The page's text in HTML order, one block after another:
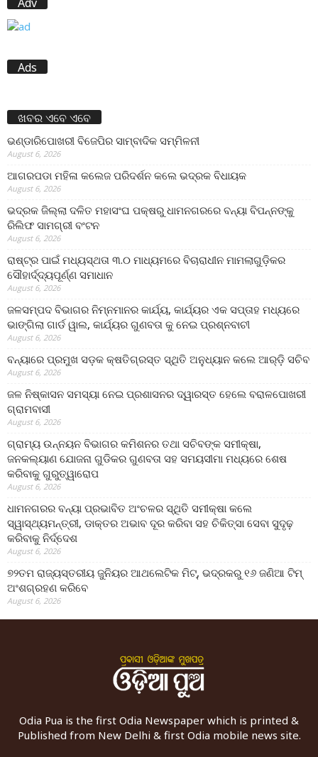
Ads
ଖବର ଏବେ ଏବେ
ଭଣ୍ଡାରିପୋଖରୀ ବିଜେପିର ସାମ୍ବାଦିକ ସମ୍ମିଳନୀ
August 6, 2026
ଆଗରପଡା ମହିଳା କଲେଜ ପରିଦର୍ଶନ କଲେ ଭଦ୍ରକ ବିଧାୟକ
August 6, 2026
ଭଦ୍ରକ ଜିଲ୍ଲା ଦଳିତ ମହାସଂଘ ପକ୍ଷରୁ ଧାମନଗରରେ ବନ୍ୟା ବିପନ୍ନଙ୍କୁ
ରିଲିଫ ସାମଗ୍ରୀ ବଂଟନ
August 6, 2026
ରାଷ୍ଟ୍ର ପାଇଁ ମଧ୍ୟସ୍ଥତା ୩.୦ ମାଧ୍ୟମରେ ବିଚାରାଧୀନ ମାମଲାଗୁଡ଼ିକର
ସୌହାର୍ଦ୍ଦ୍ୟପୂର୍ଣ୍ଣ ସମାଧାନ
August 6, 2026
ଜଳସମ୍ପଦ ବିଭାଗର ନିମ୍ନମାନର କାର୍ଯ୍ୟ, କାର୍ଯ୍ୟର ଏକ ସପ୍ତାହ ମଧ୍ୟରେ
ଭାଙ୍ଗିଲା ଗାର୍ଡ ୱାଲ, କାର୍ଯ୍ୟର ଗୁଣବତା କୁ ନେଇ ପ୍ରଶ୍ନବାଚୀ
August 6, 2026
ବନ୍ୟାରେ ପ୍ରମୁଖ ସଡ଼କ କ୍ଷତିଗ୍ରସ୍ତ ସ୍ଥିତି ଅନୁଧ୍ୟାନ କଲେ ଆର୍‌ଡ଼ି ସଚିବ
August 6, 2026
ଜଳ ନିଷ୍କାସନ ସମସ୍ୟା ନେଇ ପ୍ରଶାସନର ଦ୍ୱାରସ୍ତ ହେଲେ ବରାଳପୋଖରୀ
ଗ୍ରାମବାସୀ
August 6, 2026
ଗ୍ରାମ୍ୟ ଉନ୍ନୟନ ବିଭାଗର କମିଶନର ତଥା ସଚିବଙ୍କ ସମୀକ୍ଷା,
ଜନକଲ୍ୟାଣ ଯୋଜନା ଗୁଡିକର ଗୁଣବତା ସହ ସମୟସୀମା ମଧ୍ୟରେ ଶେଷ
କରିବାକୁ ଗୁରୁତ୍ୱାରୋପ
August 6, 2026
ଧାମନଗରର ବନ୍ୟା ପ୍ରଭାବିତ ଅଂଚଳର ସ୍ଥିତି ସମୀକ୍ଷା କଲେ
ସ୍ୱାସ୍ଥ୍ୟମନ୍ତ୍ରୀ, ଡାକ୍ତର ଅଭାବ ଦୂର କରିବା ସହ ଚିକିତ୍ସା ସେବା ସୁଦୃଢ଼
କରିବାକୁ ନିର୍ଦ୍ଦେଶ
August 6, 2026
୭୨ତମ ରାଜ୍ୟସ୍ତରୀୟ ଜୁନିୟର ଆଥଲେଟିକ ମିଟ୍‌, ଭଦ୍ରକରୁ ୧୬ ଜଣିଆ ଟିମ୍
ଅଂଶଗ୍ରହଣ କରିବେ
August 6, 2026
Odia Pua is the first Odia Newspaper which is printed &
Published from New Delhi & first Odia mobile news site.